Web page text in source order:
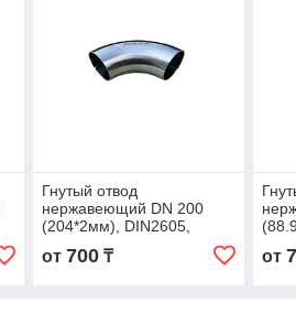
Гнутый отвод
нержавеющий DN 200
(204*2мм), DIN2605,
от 700₸ от